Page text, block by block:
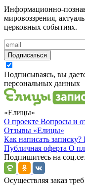
Информационно-
мировоззрения,
церковных событиях.
Подписаться
Подписываясь, вы
персональных данных
«Елицы»
О проекте Вопросы и
Отзывы «Елицы»
Как написать записку?
Публичная оферта О
Подпишитесь на
Осуществляя заказ